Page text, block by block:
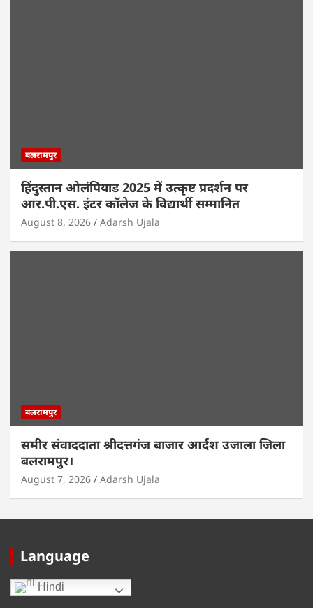
बलरामपुर
हिंदुस्तान ओलंपियाड 2025 में उत्कृष्ट प्रदर्शन पर
आर.पी.एस. इंटर कॉलेज के विद्यार्थी सम्मानित
August 8, 2026 Adarsh Ujala
बलरामपुर
समीर संवाददाता श्रीदत्तगंज बाजार आर्दश उजाला जिला
बलरामपुर।
August 7, 2026 Adarsh Ujala
Language
Hindi